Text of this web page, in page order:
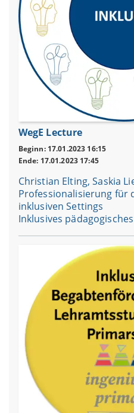
WegE Lecture
Beginn: 17.01.2023 16:15
Ende: 17.01.2023 17:45
Christian Elting, Saskia
Professionalisierung für
inklusiven Settings
Inklusives